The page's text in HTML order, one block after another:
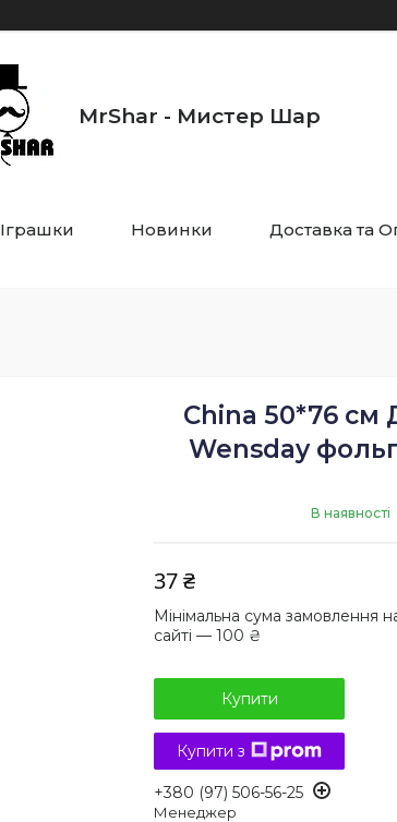
MrShar - Мистер Шар
Іграшки Новинки Доставка та
China 50*76 см
Wensday
В наявності
37 ₴
Мінімальна сума замовлення
сайті — 100 ₴
Купити
Купити з
+380 (97) 506-56-25
Менеджер